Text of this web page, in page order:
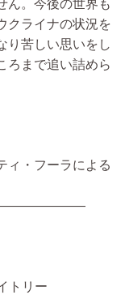
ん。今後の世界も
クライナの状況を
り苦しい思いをし
ろまで追い詰めら
ィ・フーラによる
トリー